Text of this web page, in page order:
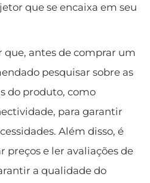
que se encaixa em seu
antes de comprar um
pesquisar sobre as
do produto, como
para garantir
Além disso, é
preços e ler avaliações de
a qualidade do